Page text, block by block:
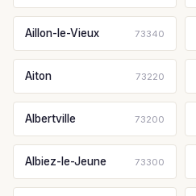
Aillon-le-Vieux 73340
Aiton 73220
Albertville 73200
Albiez-le-Jeune 73300